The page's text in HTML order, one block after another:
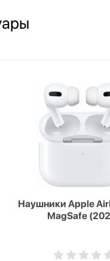
Наушники Apple
MagSafe